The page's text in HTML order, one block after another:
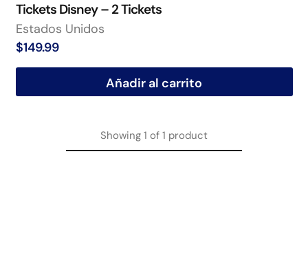
Estados Unidos
Tickets Disney – 2 Tickets
$149.99
Añadir al carrito
Showing 1 of 1 product